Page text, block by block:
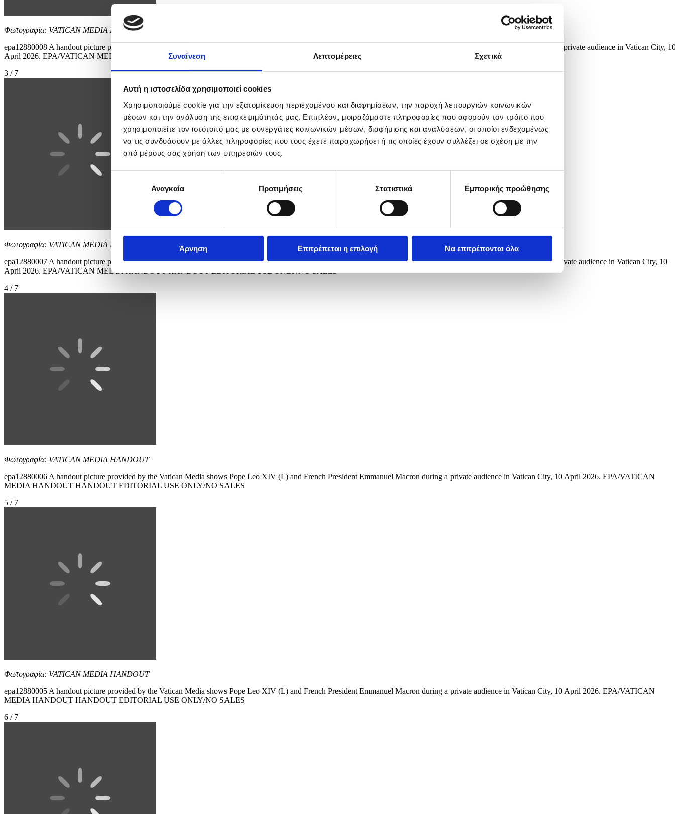
Συναίνεση Λεπτομέρειες Σχετικά
Αυτή η ιστοσελίδα χρησιμοποιεί cookies
Χρησιμοποιούμε cookie για την εξατομίκευση περιεχομένου και διαφημίσεων, την παροχή λειτουργιών κοινωνικών
μέσων και την ανάλυση της επισκεψιμότητάς μας. Επιπλέον, μοιραζόμαστε πληροφορίες που αφορούν τον τρόπο που
χρησιμοποιείτε τον ιστότοπό μας με συνεργάτες κοινωνικών μέσων, διαφήμισης και αναλύσεων, οι οποίοι ενδεχομένως
να τις συνδυάσουν με άλλες πληροφορίες που τους έχετε παραχωρήσει ή τις οποίες έχουν συλλέξει σε σχέση με την
από μέρους σας χρήση των υπηρεσιών τους.
συγκατάθεσηςΑναγκαία Προτιμήσεις Στατιστικά Εμπορικής προώθησης
Άρνηση Επιτρέπεται η επιλογή Να επιτρέπονται όλα
Φωτογραφία: VATICAN MEDIA HANDOUT
epa12880008 A handout picture provided by the Vatican Media shows Pope Leo XIV (C-R) and French President Emmanuel Macron (C-L) and his wife Brigitte (5-L) during a private audience in Vatican City,
April 2026. EPA/VATICAN MEDIA HANDOUT HANDOUT EDITORIAL USE ONLY/NO SALES
3 / 7
Φωτογραφία: VATICAN MEDIA HANDOUT
epa12880007 A handout picture provided by the Vatican Media shows Pope Leo XIV (R) and French President Emmanuel Macron (L) pose with a basketball jersey during a private audience in Vatican City, 10
April 2026. EPA/VATICAN MEDIA HANDOUT HANDOUT EDITORIAL USE ONLY/NO SALES
4 / 7
Φωτογραφία: VATICAN MEDIA HANDOUT
epa12880006 A handout picture provided by the Vatican Media shows Pope Leo XIV (L) and French President Emmanuel Macron during a private audience in Vatican City, 10 April 2026. EPA/VATICAN
MEDIA HANDOUT HANDOUT EDITORIAL USE ONLY/NO SALES
5 / 7
Φωτογραφία: VATICAN MEDIA HANDOUT
epa12880005 A handout picture provided by the Vatican Media shows Pope Leo XIV (L) and French President Emmanuel Macron during a private audience in Vatican City, 10 April 2026. EPA/VATICAN
MEDIA HANDOUT HANDOUT EDITORIAL USE ONLY/NO SALES
6 / 7